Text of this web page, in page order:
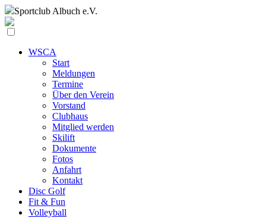
Sportclub Albuch e.V.
WSCA
Start
Meldungen
Termine
Über den Verein
Vorstand
Clubhaus
Mitglied werden
Skilift
Dokumente
Fotos
Anfahrt
Kontakt
Disc Golf
Fit & Fun
Volleyball